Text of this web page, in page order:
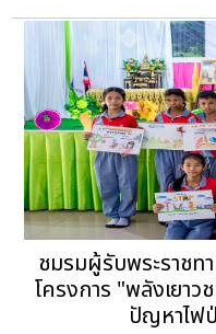
ชมรมผู้รับพระราช
โครงการ "พลังเยา
ปัญหาไฟ